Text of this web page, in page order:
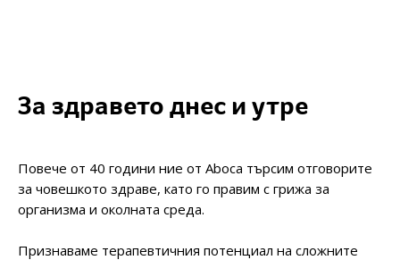
За здравето днес и утре
Повече от 40 години ние от Aboca търсим отговорите
за човешкото здраве, като го правим с грижа за
организма и околната среда.
Признаваме терапевтичния потенциал на сложните